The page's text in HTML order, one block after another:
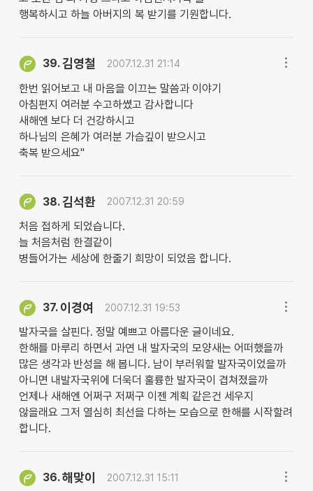
행복하시고 하늘 아버지의 복 받기를 기원합니다.
39.김영철 2007.12.31 21:14
한번 읽어보고 내 마음을 이끄는 말씀과 이야기
아침편지 여러분 수고하쎴고 감사합니다
새해엔 보다 더 건강하시고
하나님의 은혜가 여러분 가슴깊이 받으시고
축복 받으세요''
38.김석환 2007.12.31 20:59
처음 접하게 되었습니다.
늘 처음처럼 한결같이
병들어가는 세상에 한줄기 희망이 되었음 합니다.
37. 이경여 2007.12.31 19:53
발자국을 살핀다. 정말 예쁘고 아름다운 글이네요.
한해를 마루리 하면서 과연 내 발자국의 모양새는 어떠했을까
많은 생각과 반성을 해 봅니다. 남이 부러워할 발자국이었을까
아니면 내발자국위에 더욱더 훌륭한 발자국이 겹쳐졌을까
언제나 새해엔 어쩌구 저쩌구 이젠 계획 같은건 세우지
않을래요 그저 열심히 최선을 다하는 모습으로 한해를 시작할려
합니다.
36.해맞이 2007.12.31 15:11